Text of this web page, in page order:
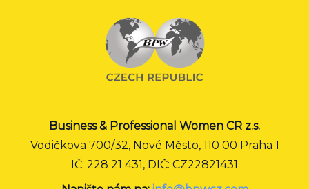
Business & Professional Women CR z.s.
Vodičkova 700/32, Nové Město, 110 00 Praha 1
IČ: 228 21 431, DIČ: CZ22821431